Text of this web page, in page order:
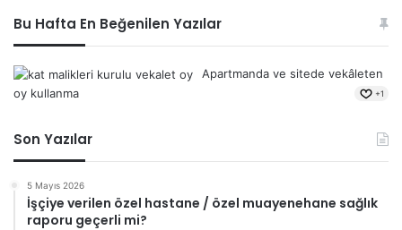
Bu Hafta En Beğenilen Yazılar
Apartmanda ve sitede vekâleten
oy kullanma
+1
Son Yazılar
5 Mayıs 2026
İşçiye verilen özel hastane / özel muayenehane sağlık
raporu geçerli mi?